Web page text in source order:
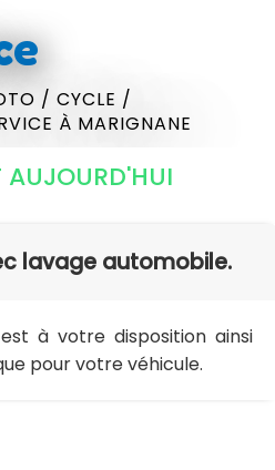
/ CYCLE /
À MARIGNANE
AUJOURD'HUI
lavage automobile.
à votre disposition ainsi
pour votre véhicule.